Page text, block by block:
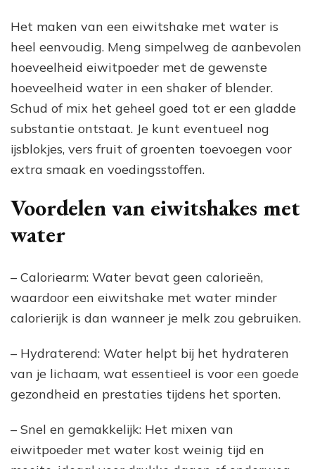
Het maken van een eiwitshake met water is
heel eenvoudig. Meng simpelweg de aanbevolen
hoeveelheid eiwitpoeder met de gewenste
hoeveelheid water in een shaker of blender.
Schud of mix het geheel goed tot er een gladde
substantie ontstaat. Je kunt eventueel nog
ijsblokjes, vers fruit of groenten toevoegen voor
extra smaak en voedingsstoffen.
Voordelen van eiwitshakes met
water
– Caloriearm: Water bevat geen calorieën,
waardoor een eiwitshake met water minder
calorierijk is dan wanneer je melk zou gebruiken.
– Hydraterend: Water helpt bij het hydrateren
van je lichaam, wat essentieel is voor een goede
gezondheid en prestaties tijdens het sporten.
– Snel en gemakkelijk: Het mixen van
eiwitpoeder met water kost weinig tijd en